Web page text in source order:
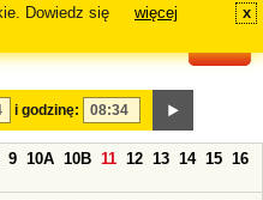
Dowiedz się
więcej x
i godzinę:
9 10A 10B 11 12 13 14 15 16